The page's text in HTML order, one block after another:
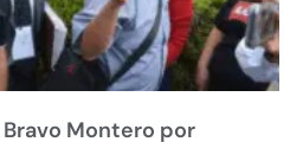
Montero por